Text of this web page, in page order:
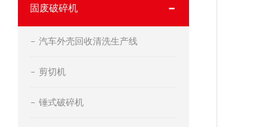
固废破碎机
汽车外壳回收清洗生产线
剪切机
锤式破碎机